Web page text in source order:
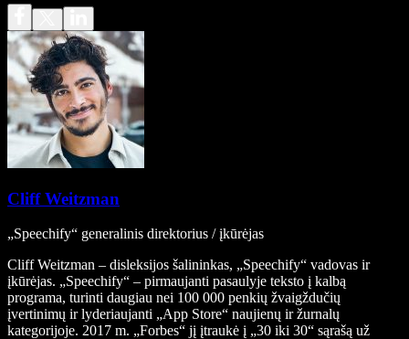
Cliff Weitzman
„Speechify“ generalinis direktorius / įkūrėjas
Cliff Weitzman – disleksijos šalininkas, „Speechify“ vadovas ir
įkūrėjas. „Speechify“ – pirmaujanti pasaulyje teksto į kalbą
programa, turinti daugiau nei 100 000 penkių žvaigždučių
įvertinimų ir lyderiaujanti „App Store“ naujienų ir žurnalų
kategorijoje. 2017 m. „Forbes“ jį įtraukė į „30 iki 30“ sąrašą už